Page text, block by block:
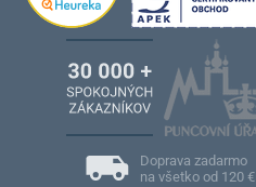
Doprava zadarmo
na všetko od 120 €